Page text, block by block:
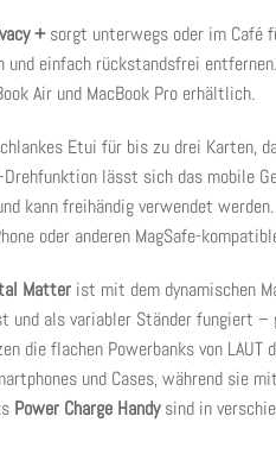
+sorgt unterwegs oder im Café
einfach rückstandsfrei
Air und MacBook Pro erhältlich.
Etui für bis zu drei Karten,
lässt sich das mobile
kann freihändig verwendet
oder anderen MagSafe-
Matter ist mit dem dynamischen
als variabler Ständer fungiert –
die flachen Powerbanks von LAUT
und Cases, während sie
Power Charge Handysind in